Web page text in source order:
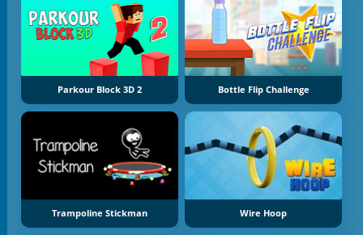
Parkour Block 3D 2 Bottle Flip Challenge
Trampoline Stickman Wire Hoop